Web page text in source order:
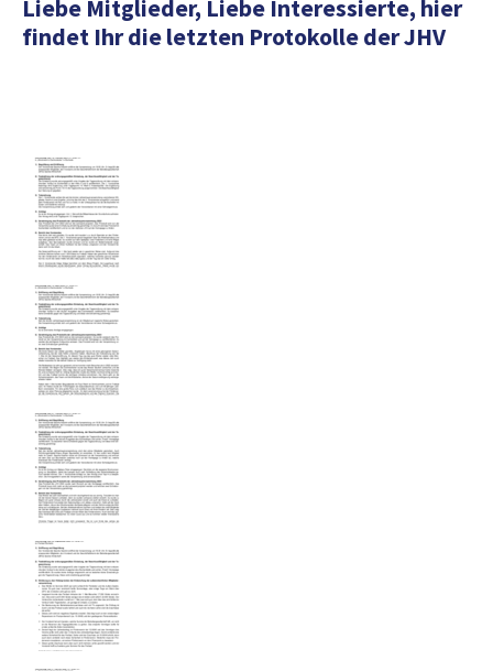
Liebe Mitglieder, Liebe Interessierte, hier
findet Ihr die letzten Protokolle der JHV